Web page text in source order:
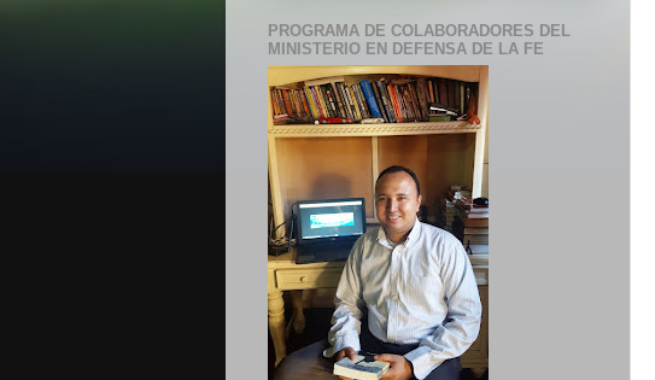
PROGRAMA DE COLABORADORES DEL
MINISTERIO EN DEFENSA DE LA FE